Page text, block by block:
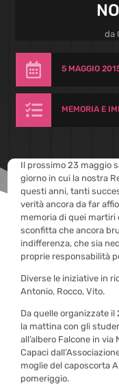
da
 5 MAGGIO
 MEMORIA E
Il prossimo 23 maggio
giorno in cui la nostra
questi anni, tanti
verità ancora da far
memoria di quei martiri
sconfitta che ancora
indifferenza, che sia
proprie responsabilità
Diverse le iniziative in
Antonio, Rocco, Vito.
Da quelle organizzate il
la mattina con gli
all’albero Falcone in
Capaci
moglie del caposcorta
pomeriggio.